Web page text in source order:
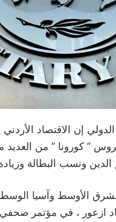
إن الاقتصاد الأردني
” كورونا ” من
ونسب البطالة
الشرق الأوسط وآسيا
ازعور ، في مؤتمر